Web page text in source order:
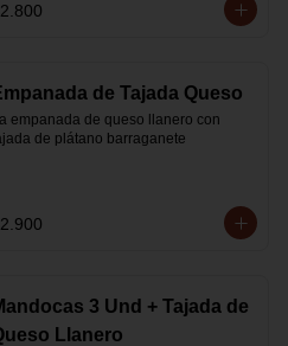
de Tajada Queso
empanada de queso llanero con
de plátano barraganete
3 Und + Tajada de
Llanero